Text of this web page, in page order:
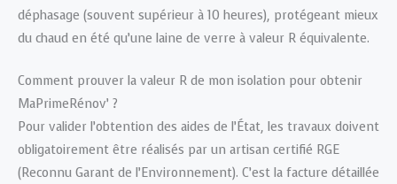
déphasage (souvent supérieur à 10 heures), protégeant mieux
du chaud en été qu’une laine de verre à valeur R équivalente.
Comment prouver la valeur R de mon isolation pour obtenir
MaPrimeRénov’ ?
Pour valider l’obtention des aides de l’État, les travaux doivent
obligatoirement être réalisés par un artisan certifié RGE
(Reconnu Garant de l’Environnement). C’est la facture détaillée